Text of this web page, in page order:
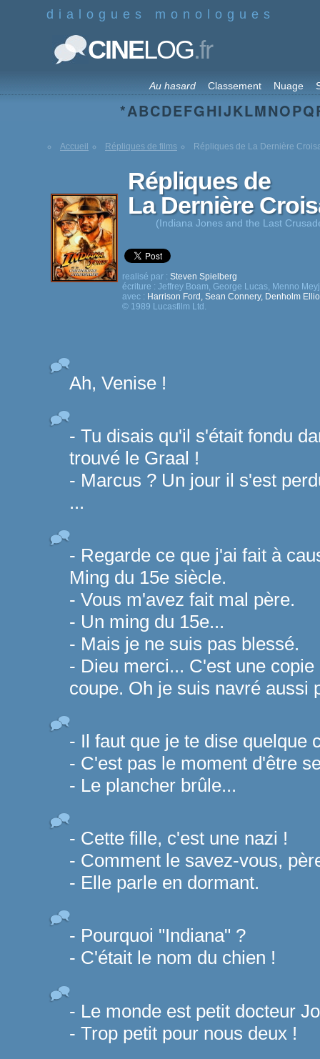
dialogues monologues
CINELOG.fr
Au hasard Classement Nuage
*ABCDEFGHIJKLMNOPQ
Accueil Répliques de films Répliques de La Dernière
Répliques de
La Dernière
(Indiana Jones and the Last
realisé par : Steven Spielberg
écriture : Jeffrey Boam, George Lucas, Menno
avec : Harrison Ford , Sean Connery, Denholm
© 1989 Lucasfilm Ltd.
Ah, Venise !
- Tu disais qu'il s'était fondu
trouvé le Graal !
- Marcus ? Un jour il s'est
...
- Regarde ce que j'ai fait à
Ming du 15e siècle.
- Vous m'avez fait mal père.
- Un ming du 15e...
- Mais je ne suis pas blessé.
- Dieu merci... C'est une
coupe. Oh je suis navré aussi
- Il faut que je te dise quelque
- C'est pas le moment d'être
- Le plancher brûle...
- Cette fille, c'est une nazi !
- Comment le savez-vous,
- Elle parle en dormant.
- Pourquoi "Indiana" ?
- C'était le nom du chien !
- Le monde est petit docteur
- Trop petit pour nous deux !